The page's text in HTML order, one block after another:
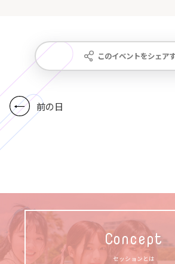
このイベントをシェア
前の日
Concept
セッションとは